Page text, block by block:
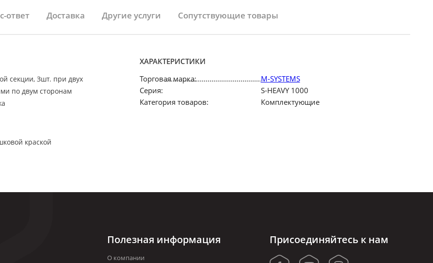
ответ Доставка Другие услуги Сопутствующие товары
секции, Зшт. при двух
по двум сторонам
краской
ХАРАКТЕРИСТИКИ
Торговая марка:
M-SYSTEMS
Серия:
S-HEAVY 1000
Категория товаров:
Комплектующие
Полезная информация
О компании
Присоединяйтесь к нам